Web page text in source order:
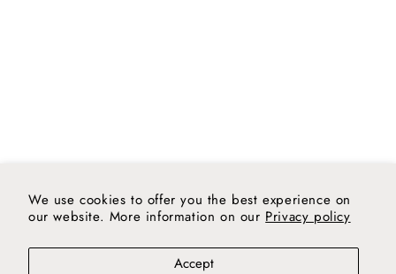
We use cookies to offer you the best experience on
our website. More information on our Privacy policy
Accept